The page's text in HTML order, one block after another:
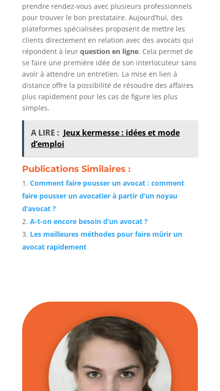
prendre rendez-vous avec plusieurs professionnels
pour trouver le bon prestataire. Aujourd’hui, des
plateformes spécialisées proposent de mettre les
clients directement en relation avec des avocats qui
répondent à leur question en ligne. Cela permet de
se faire une première idée de son interlocuteur sans
avoir à attendre un entretien. La mise en lien à
distance offre la possibilité de résoudre des affaires
plus rapidement pour les cas de figure les plus
simples.
A LIRE : Jeux kermesse : idées et mode
d’emploi
Publications Similaires :
Comment faire pousser un avocat : comment
faire pousser un avocatier à partir d’un noyau
d’avocat ?
A-t-on encore besoin d’un avocat ?
Les meilleures méthodes pour faire mûrir un
avocat rapidement